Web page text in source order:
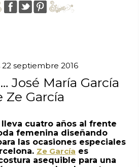
22 septiembre 2016
José María García
Ze García
lleva cuatro años al frente
femenina diseñando
las ocasiones especiales
Ze García es
asequible para una